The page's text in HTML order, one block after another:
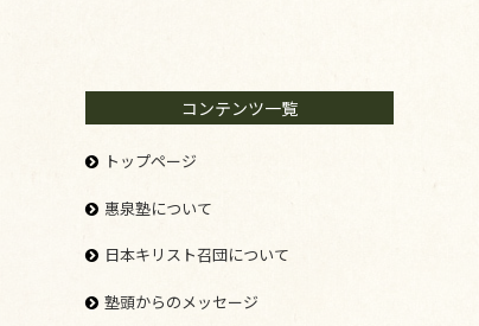
コンテンツ一覧
トップページ
惠泉塾について
日本キリスト召団について
塾頭からのメッセージ